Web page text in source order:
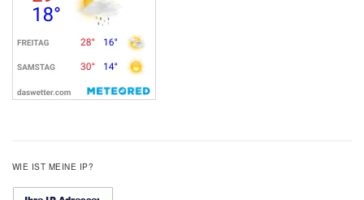
WIE IST MEINE IP?